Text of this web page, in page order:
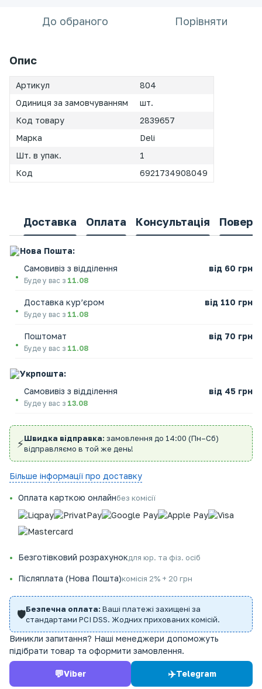
До обраного Порівняти
Опис
Артикул
804
Одиниця за замовчуванням
шт.
Код товару
2839657
Марка
Deli
Шт. в упак.
1
Код
6921734908049
Доставка Оплата Консультація
Нова Пошта:
Самовивіз з відділення
Буде у вас з 11.08
від 60 грн
Доставка кур’єром
Буде у вас з 11.08
від 110 грн
Поштомат
Буде у вас з 11.08
від 70 грн
Укрпошта:
Самовивіз з відділення
Буде у вас з 13.08
від 45 грн
⚡Швидка відправка: замовлення до 14:00 (Пн–Сб)
відправляємо в той же день!
Більше інформації про доставку
Оплата карткою онлайнбез комісії
Безготівковий розрахунокдля юр. та фіз. осіб
Післяплата (Нова Пошта)комісія 2% + 20 грн
🛡️Безпечна оплата: Ваші платежі захищені за
стандартами PCI DSS. Жодних прихованих комісій.
Виникли запитання? Наші менеджери допоможуть
підібрати товар та оформити замовлення.
💬Viber ✈️Telegram